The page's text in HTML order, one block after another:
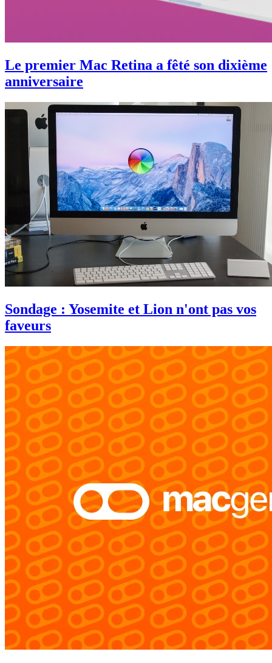
Le premier Mac Retina a fêté son dixième
anniversaire
Sondage : Yosemite et Lion n'ont pas vos
faveurs